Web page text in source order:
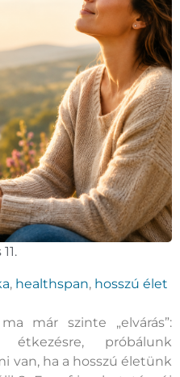
, healthspan, hosszú élet
már szinte „elvárás”:
próbálunk
van, ha a hosszú életünk